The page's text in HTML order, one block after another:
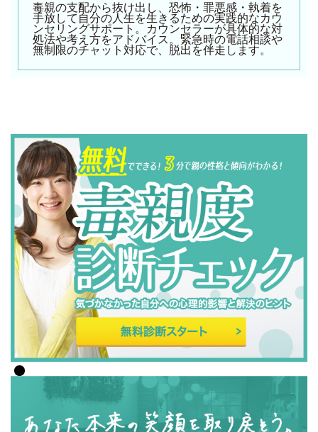
毒親の支配から抜け出し、恐怖・罪悪感・執着を
手放して自分の人生を生きるための実践的なカウ
ンセリングサポート。カウンセラーが具体的な対
処法や考え方をアドバイス。緊急時の電話相談や
無制限のチャット対応で、脱出を伴走します。